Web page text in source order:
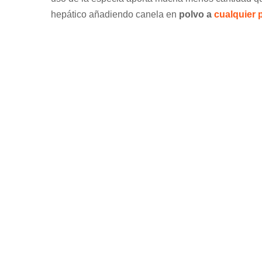
hepático añadiendo canela en polvo a cualquier